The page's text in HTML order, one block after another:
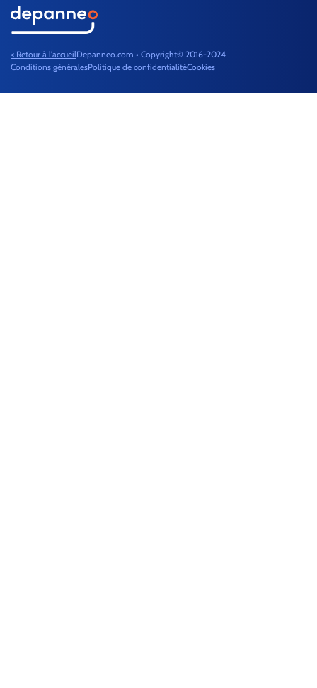
< Retour à l'accueilDepanneo.com • Copyright© 2016-2024
Conditions généralesPolitique de confidentialitéCookies